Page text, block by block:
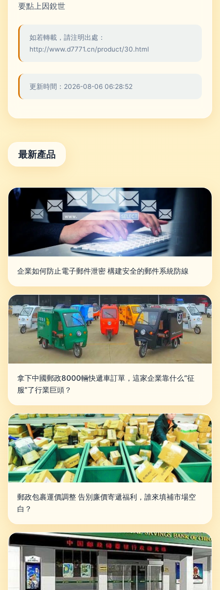
要點上因銳世
如若轉載，請注明出處：
http://www.d7771.cn/product/30.html
更新時間：2026-08-06 06:28:52
最新產品
企業如何防止電子郵件泄密 構建安全的郵件系統防線
拿下中國郵政8000輛快遞車訂單，這家企業靠什么“征
服”了行業巨頭？
郵政包裹運價調整 告別廉價寄遞福利，誰來填補市場空
白？